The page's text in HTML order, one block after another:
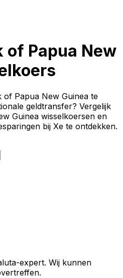
of Papua New
of Papua New Guinea te
geldtransfer? Vergelijk
Guinea wisselkoersen en
bij Xe te ontdekken.
expert. Wij kunnen